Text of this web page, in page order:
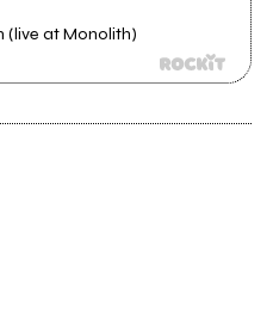
(live at Monolith)